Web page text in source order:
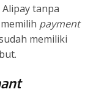
tanpa
payment
memiliki